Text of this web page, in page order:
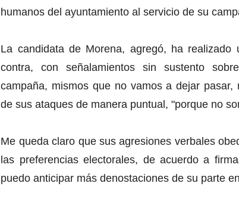
humanos del ayuntamiento al servicio de su
La candidata de Morena, agregó, ha realizado
contra, con señalamientos sin sustento
campaña, mismos que no vamos a dejar
de sus ataques de manera puntual, "porque no
Me queda claro que sus agresiones verbales
las preferencias electorales, de acuerdo a
puedo anticipar más denostaciones de su parte